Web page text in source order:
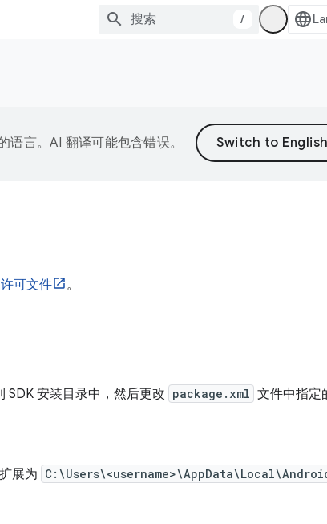
/
言。AI 翻译可能包含错误。
许可文件
。
SDK 安装目录中，然后更改 package.xml 文件中指定
展为